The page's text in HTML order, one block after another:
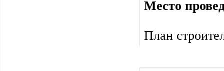
Место
План